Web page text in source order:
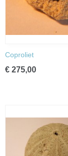
Coproliet
€ 275,00